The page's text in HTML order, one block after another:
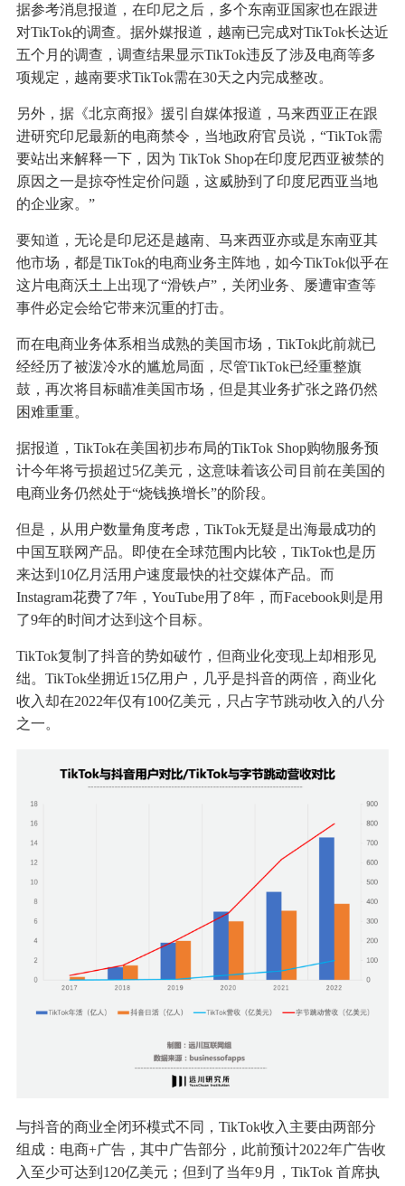
据参考消息报道，在印尼之后，多个东南亚国家也在跟进
对TikTok的调查。据外媒报道，越南已完成对TikTok长达近
五个月的调查，调查结果显示TikTok违反了涉及电商等多
项规定，越南要求TikTok需在30天之内完成整改。
另外，据《北京商报》援引自媒体报道，马来西亚正在跟
进研究印尼最新的电商禁令，当地政府官员说，“TikTok需
要站出来解释一下，因为 TikTok Shop在印度尼西亚被禁的
原因之一是掠夺性定价问题，这威胁到了印度尼西亚当地
的企业家。”
要知道，无论是印尼还是越南、马来西亚亦或是东南亚其
他市场，都是TikTok的电商业务主阵地，如今TikTok似乎在
这片电商沃土上出现了“滑铁卢”，关闭业务、屡遭审查等
事件必定会给它带来沉重的打击。
而在电商业务体系相当成熟的美国市场，TikTok此前就已
经经历了被泼冷水的尴尬局面，尽管TikTok已经重整旗
鼓，再次将目标瞄准美国市场，但是其业务扩张之路仍然
困难重重。
据报道，TikTok在美国初步布局的TikTok Shop购物服务预
计今年将亏损超过5亿美元，这意味着该公司目前在美国的
电商业务仍然处于“烧钱换增长”的阶段。
但是，从用户数量角度考虑，TikTok无疑是出海最成功的
中国互联网产品。即使在全球范围内比较，TikTok也是历
来达到10亿月活用户速度最快的社交媒体产品。而
Instagram花费了7年，YouTube用了8年，而Facebook则是用
了9年的时间才达到这个目标。
TikTok复制了抖音的势如破竹，但商业化变现上却相形见
绌。TikTok坐拥近15亿用户，几乎是抖音的两倍，商业化
收入却在2022年仅有100亿美元，只占字节跳动收入的八分
之一。
与抖音的商业全闭环模式不同，TikTok收入主要由两部分
组成：电商+广告，其中广告部分，此前预计2022年广告收
入至少可达到120亿美元；但到了当年9月，TikTok 首席执